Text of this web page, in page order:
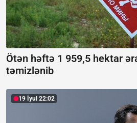
Ötən həftə 1 959,5 hektar
təmizlənib
19 İyul 22:02